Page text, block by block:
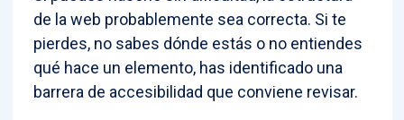
de la web probablemente sea correcta. Si te
pierdes, no sabes dónde estás o no entiendes
qué hace un elemento, has identificado una
barrera de accesibilidad que conviene revisar.